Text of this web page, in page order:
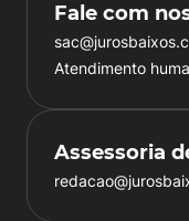
Fale com
Atendimento
Assessoria